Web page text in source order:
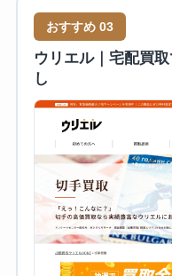
おすすめ 03
ウリエル｜宅配買
し